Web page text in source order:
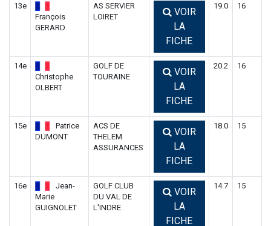
13e
François
GERARD
AS SERVIER
LOIRET
VOIR
LA
FICHE
19.0 16
14e
Christophe
OLBERT
GOLF DE
TOURAINE
VOIR
LA
FICHE
20.2 16
15e
Patrice
DUMONT
ACS DE
THELEM
ASSURANCES
VOIR
LA
FICHE
18.0 15
16e
Jean-
Marie
GUIGNOLET
GOLF CLUB
DU VAL DE
L'INDRE
VOIR
LA
FICHE
14.7 15